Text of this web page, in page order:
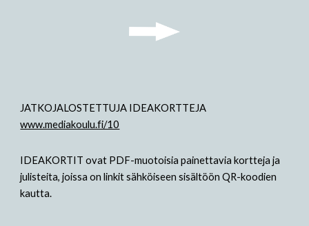
JATKOJALOSTETTUJA IDEAKORTTEJA
www.mediakoulu.fi/10
IDEAKORTIT ovat PDF-muotoisia painettavia kortteja ja
julisteita, joissa on linkit sähköiseen sisältöön QR-koodien
kautta.